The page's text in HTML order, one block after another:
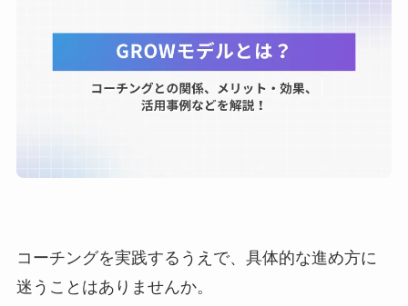
コーチングを実践するうえで、具体的な進め方に
迷うことはありませんか。